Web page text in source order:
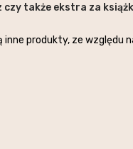
czy także ekstra za
produkty, ze względu